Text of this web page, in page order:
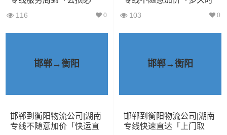
车
5米2货
6米8货
车
48立方 10吨 7×2.4×2.9
116 0 103 0
邯郸→衡阳
邯郸到衡阳物流公司|湖南
专线不随意加价「快运直
邯郸→衡阳
邯郸到衡阳物流公司|湖南
专线快速直达「上门取